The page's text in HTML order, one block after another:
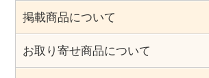
掲載商品について
お取り寄せ商品について